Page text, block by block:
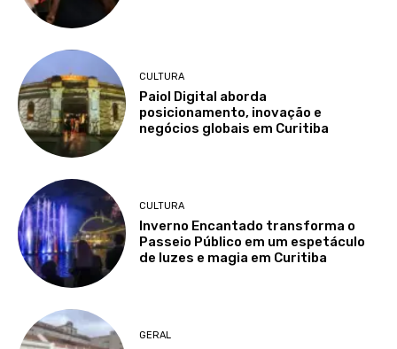
CULTURA
Paiol Digital aborda
posicionamento, inovação e
negócios globais em Curitiba
CULTURA
Inverno Encantado transforma o
Passeio Público em um espetáculo
de luzes e magia em Curitiba
GERAL